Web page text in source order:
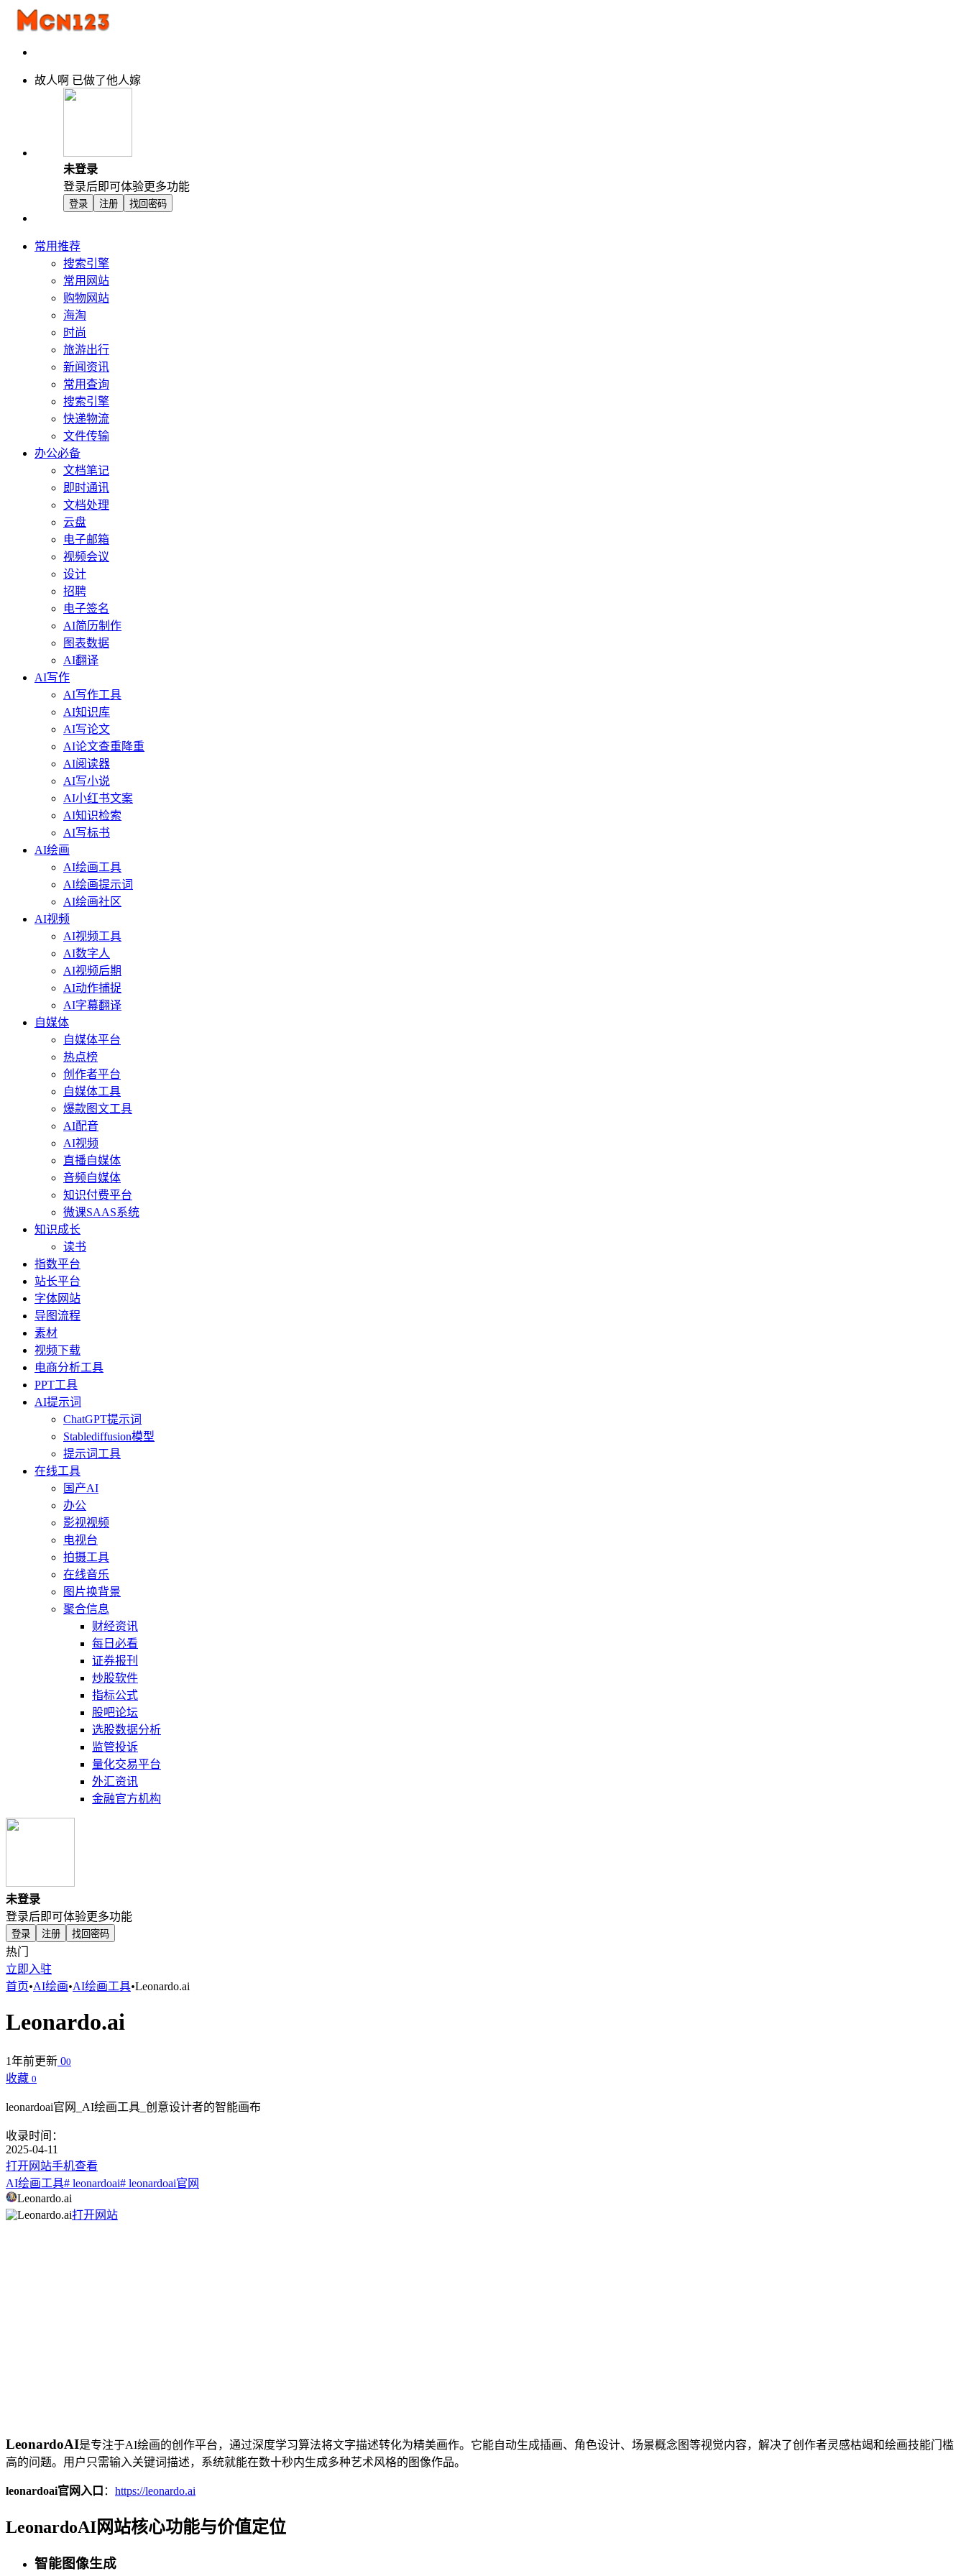
故人啊 已做了他人嫁
未登录
登录后即可体验更多功能
登录 注册 找回密码
常用推荐
搜索引擎
常用网站
购物网站
海淘
时尚
旅游出行
新闻资讯
常用查询
搜索引擎
快递物流
文件传输
办公必备
文档笔记
即时通讯
文档处理
云盘
电子邮箱
视频会议
设计
招聘
电子签名
AI简历制作
图表数据
AI翻译
AI写作
AI写作工具
AI知识库
AI写论文
AI论文查重降重
AI阅读器
AI写小说
AI小红书文案
AI知识检索
AI写标书
AI绘画
AI绘画工具
AI绘画提示词
AI绘画社区
AI视频
AI视频工具
AI数字人
AI视频后期
AI动作捕捉
AI字幕翻译
自媒体
自媒体平台
热点榜
创作者平台
自媒体工具
爆款图文工具
AI配音
AI视频
直播自媒体
音频自媒体
知识付费平台
微课SAAS系统
知识成长
读书
指数平台
站长平台
字体网站
导图流程
素材
视频下载
电商分析工具
PPT工具
AI提示词
ChatGPT提示词
Stablediffusion模型
提示词工具
在线工具
国产AI
办公
影视视频
电视台
拍摄工具
在线音乐
图片换背景
聚合信息
财经资讯
每日必看
证券报刊
炒股软件
指标公式
股吧论坛
选股数据分析
监管投诉
量化交易平台
外汇资讯
金融官方机构
未登录
登录后即可体验更多功能
登录 注册 找回密码
热门
立即入驻
首页•AI绘画•AI绘画工具•Leonardo.ai
Leonardo.ai
1年前更新 00
收藏 0
leonardoai官网_AI绘画工具_创意设计者的智能画布
收录时间：
2025-04-11
打开网站手机查看
AI绘画工具# leonardoai# leonardoai官网
Leonardo.ai
打开网站
LeonardoAI是专注于AI绘画的创作平台，通过深度学习算法将文字描述转化为精美画作。它能自动生成插画、角色设计、场景概念图等视觉内容，解决了创作者灵感枯竭和绘画技能门槛
高的问题。用户只需输入关键词描述，系统就能在数十秒内生成多种艺术风格的图像作品。
leonardoai官网入口 ： https://leonardo.ai
LeonardoAI网站核心功能与价值定位
智能图像生成